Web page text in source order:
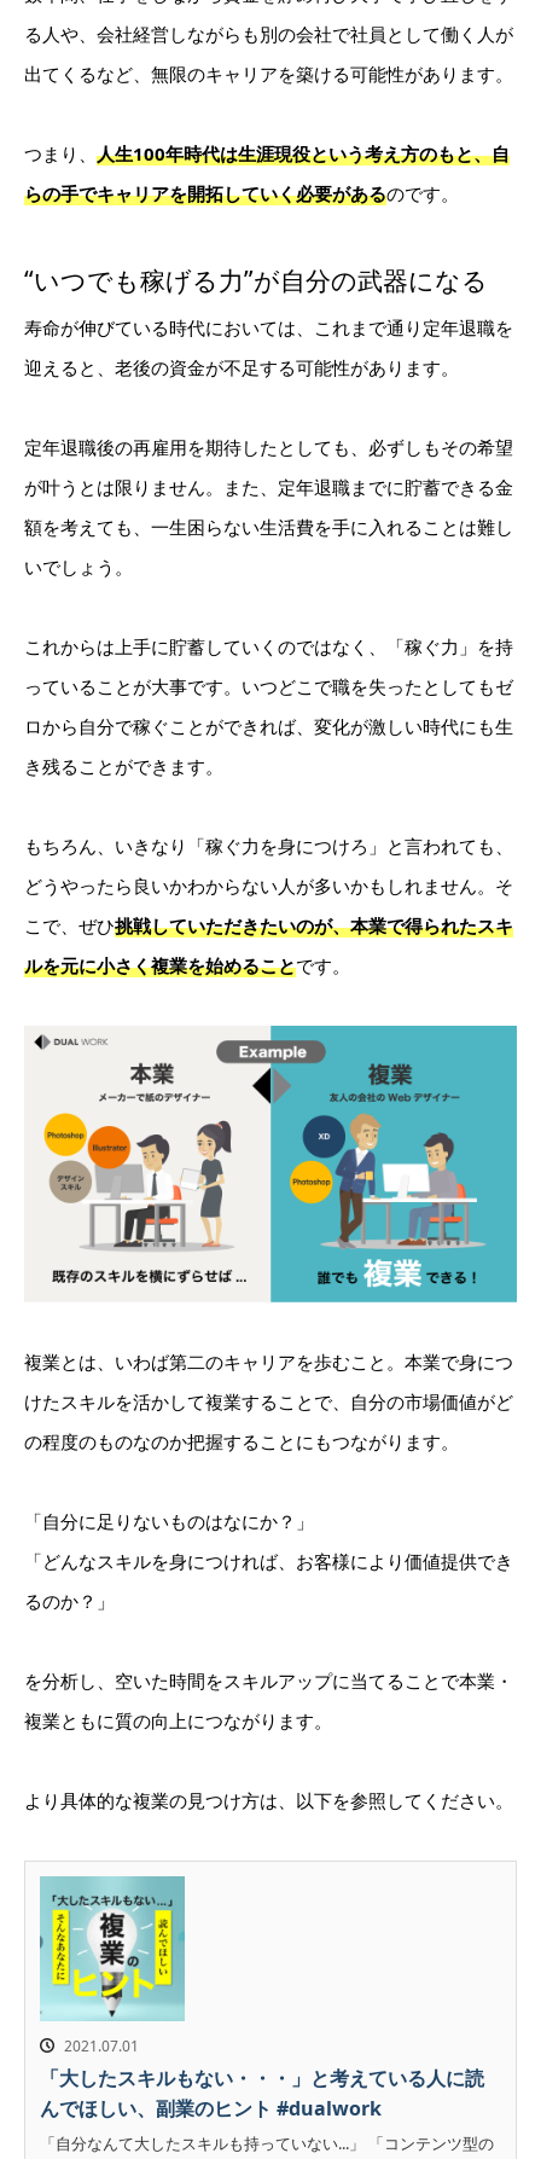
る人や、会社経営しながらも別の会社で社員として働く人が
出てくるなど、無限のキャリアを築ける可能性があります。
つまり、 人生100年時代は生涯現役という考え方のもと、自
らの手でキャリアを開拓していく必要があるのです。
“いつでも稼げる力”が自分の武器になる
寿命が伸びている時代においては、これまで通り定年退職を
迎えると、老後の資金が不足する可能性があります。
定年退職後の再雇用を期待したとしても、必ずしもその希望
が叶うとは限りません。また、定年退職までに貯蓄できる金
額を考えても、一生困らない生活費を手に入れることは難し
いでしょう。
これからは上手に貯蓄していくのではなく、「稼ぐ力」を持
っていることが大事です。いつどこで職を失ったとしてもゼ
ロから自分で稼ぐことができれば、変化が激しい時代にも生
き残ることができます。
もちろん、いきなり「稼ぐ力を身につけろ」と言われても、
どうやったら良いかわからない人が多いかもしれません。そ
こで、ぜひ挑戦していただきたいのが、本業で得られたスキ
ルを元に小さく複業を始めることです。
複業とは、いわば第二のキャリアを歩むこと。本業で身につ
けたスキルを活かして複業することで、自分の市場価値がど
の程度のものなのか把握することにもつながります。
「自分に足りないものはなにか？」
「どんなスキルを身につければ、お客様により価値提供でき
るのか？」
を分析し、空いた時間をスキルアップに当てることで本業・
複業ともに質の向上につながります。
より具体的な複業の見つけ方は、以下を参照してください。
2021.07.01
「大したスキルもない・・・」と考えている人に読
んでほしい、副業のヒント #dualwork
「自分なんて大したスキルも持っていない...」 「コンテンツ型の